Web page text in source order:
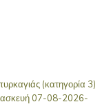
(κατηγορία 3)
07-08-2026-